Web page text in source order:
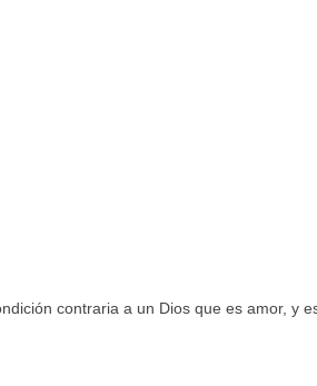
contraria a un Dios que es amor, y